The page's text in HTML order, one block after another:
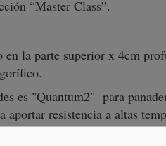
“Master Class”.
en la parte superior x 4cm
es "Quantum2" para
aportar resistencia a altas
no los PTFEs por